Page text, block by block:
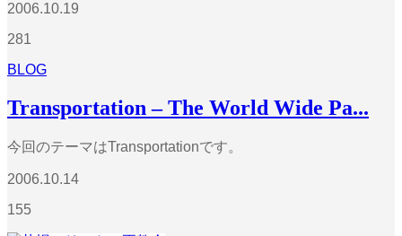
2006.10.19
281
BLOG
Transportation – The World Wide Pa...
今回のテーマはTransportationです。
2006.10.14
155